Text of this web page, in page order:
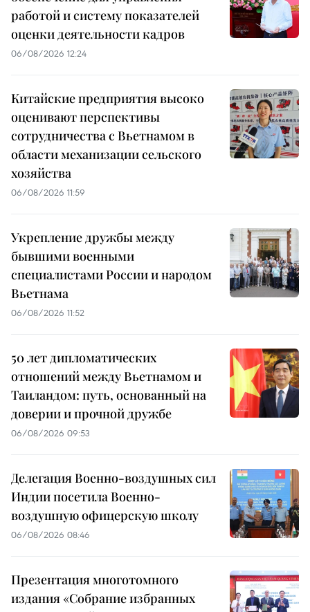
работой и систему показателей
оценки деятельности кадров
06/08/2026 12:24
Китайские предприятия высоко
оценивают перспективы
сотрудничества с Вьетнамом в
области механизации сельского
хозяйства
06/08/2026 11:59
Укрепление дружбы между
бывшими военными
специалистами России и народом
Вьетнама
06/08/2026 11:52
50 лет дипломатических
отношений между Вьетнамом и
Таиландом: путь, основанный на
доверии и прочной дружбе
06/08/2026 09:53
Делегация Военно-воздушных сил
Индии посетила Военно-
воздушную офицерскую школу
06/08/2026 08:46
Презентация многотомного
издания «Собрание избранных